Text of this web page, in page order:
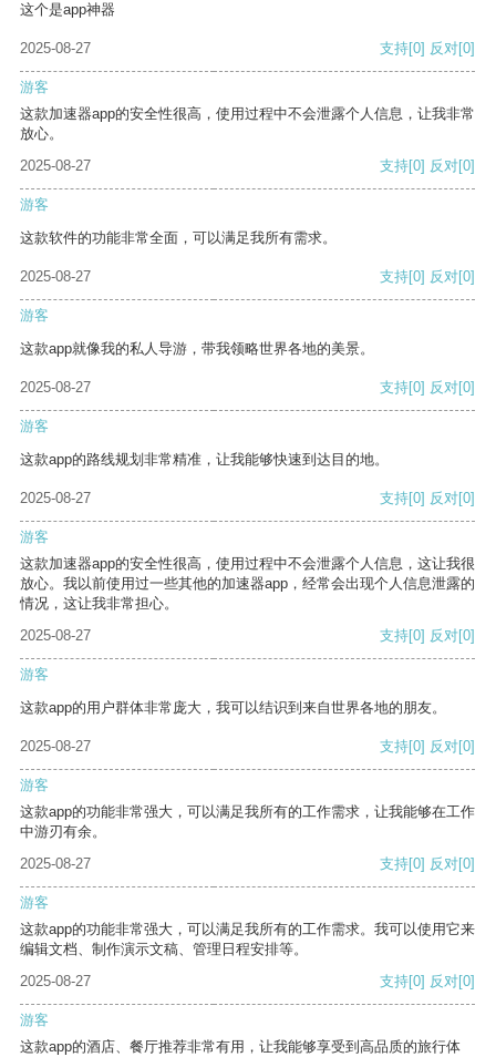
这个是app神器
2025-08-27 支持[0] 反对[0]
游客
这款加速器app的安全性很高，使用过程中不会泄露个人信息，让我非常
放心。
2025-08-27
支持[0] 反对[0]
游客
这款软件的功能非常全面，可以满足我所有需求。
2025-08-27 支持[0] 反对[0]
游客
这款app就像我的私人导游，带我领略世界各地的美景。
2025-08-27 支持[0] 反对[0]
游客
这款app的路线规划非常精准，让我能够快速到达目的地。
2025-08-27 支持[0] 反对[0]
游客
这款加速器app的安全性很高，使用过程中不会泄露个人信息，这让我很
放心。我以前使用过一些其他的加速器app，经常会出现个人信息泄露的
情况，这让我非常担心。
2025-08-27
支持[0] 反对[0]
游客
这款app的用户群体非常庞大，我可以结识到来自世界各地的朋友。
2025-08-27 支持[0] 反对[0]
游客
这款app的功能非常强大，可以满足我所有的工作需求，让我能够在工作
中游刃有余。
2025-08-27
支持[0] 反对[0]
游客
这款app的功能非常强大，可以满足我所有的工作需求。我可以使用它来
编辑文档、制作演示文稿、管理日程安排等。
2025-08-27
支持[0] 反对[0]
游客
这款app的酒店、餐厅推荐非常有用，让我能够享受到高品质的旅行体